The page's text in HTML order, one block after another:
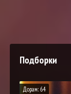
Подборки
Дорам: 64